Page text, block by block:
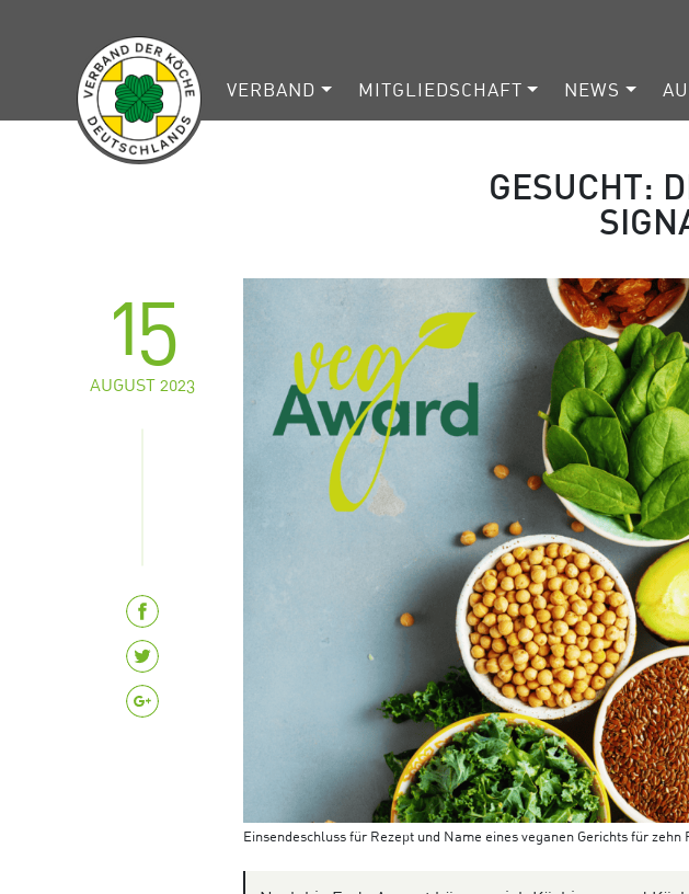
VERBAND MITGLIEDSCHAFT NEWS
GESUCHT:
15
AUGUST 2023
Einsendeschluss für Rezept und Name eines veganen Gerichts für